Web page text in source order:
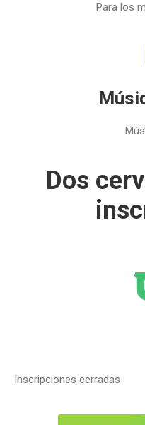
Para los
Dos
Inscripciones cerradas